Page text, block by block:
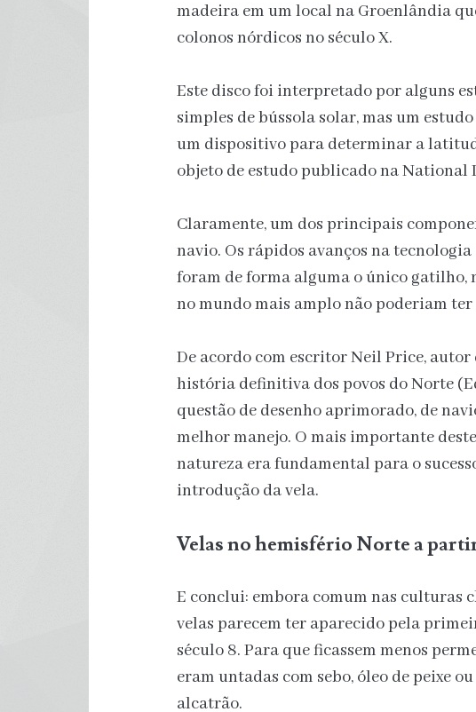
madeira em um local na Groenlândia
colonos nórdicos no século X.
Este disco foi interpretado por alguns
simples de bússola solar, mas um
um dispositivo para determinar a
objeto de estudo publicado na National
Claramente, um dos principais
navio. Os rápidos avanços na
foram de forma alguma o único gatilho,
no mundo mais amplo não poderiam ter
De acordo com escritor Neil Price,
história definitiva dos povos do Norte
questão de desenho aprimorado, de
melhor manejo. O mais importante
natureza era fundamental para o
introdução da vela.
Velas no hemisfério Norte a
E conclui: embora comum nas culturas
velas parecem ter aparecido pela
século 8. Para que ficassem menos
eram untadas com sebo, óleo de peixe
alcatrão.